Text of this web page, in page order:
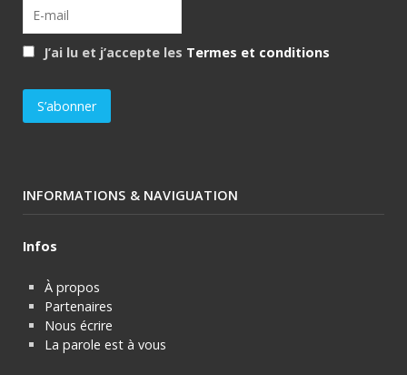
J’ai lu et j’accepte les Termes et conditions
INFORMATIONS & NAVIGUATION
Infos
À propos
Partenaires
Nous écrire
La parole est à vous